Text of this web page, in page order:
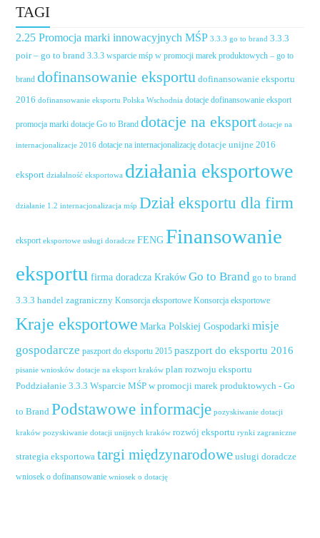
TAGI
2.25 Promocja marki innowacyjnych MŚP 3.3.3 go to brand 3.3.3
poir – go to brand 3.3.3 wsparcie mśp w promocji marek produktowych – go to
brand dofinansowanie eksportu dofinansowanie eksportu
2016 dofinansowanie eksportu Polska Wschodnia dotacje dofinansowanie eksport
promocja marki dotacje Go to Brand dotacje na eksport dotacje na
internacjonalizacje 2016 dotacje na internacjonalizację dotacje unijne 2016
eksport działalność eksportowa działania eksportowe
działanie 1.2 internacjonalizacja mśp Dział eksportu dla firm
eksport eksportowe usługi doradcze FENG Finansowanie
eksportu firma doradcza Kraków Go to Brand go to brand
3.3.3 handel zagraniczny Konsorcja eksportowe Konsorcja eksportowe
Kraje eksportowe Marka Polskiej Gospodarki misje
gospodarcze paszport do eksportu 2015 paszport do eksportu 2016
pisanie wniosków dotacje na eksport kraków plan rozwoju eksportu
Poddziałanie 3.3.3 Wsparcie MŚP w promocji marek produktowych - Go
to Brand Podstawowe informacje pozyskiwanie dotacji
kraków pozyskiwanie dotacji unijnych kraków rozwój eksportu rynki zagraniczne
strategia eksportowa targi międzynarodowe usługi doradcze
wniosek o dofinansowanie wniosek o dotację